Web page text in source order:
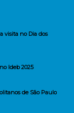
visita no Dia dos
Ideb 2025
de São Paulo